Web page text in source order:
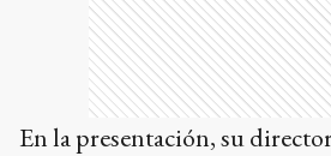
En la presentación, su